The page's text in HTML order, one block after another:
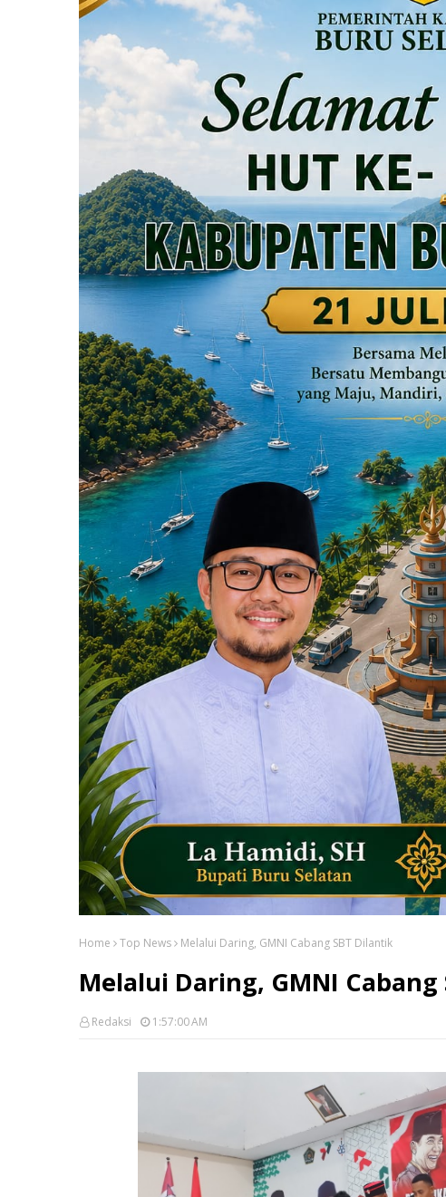
Home Top News Melalui Daring, GMNI Cabang SBT Dilantik
Melalui Daring, GMNI
Redaksi 1:57:00 AM